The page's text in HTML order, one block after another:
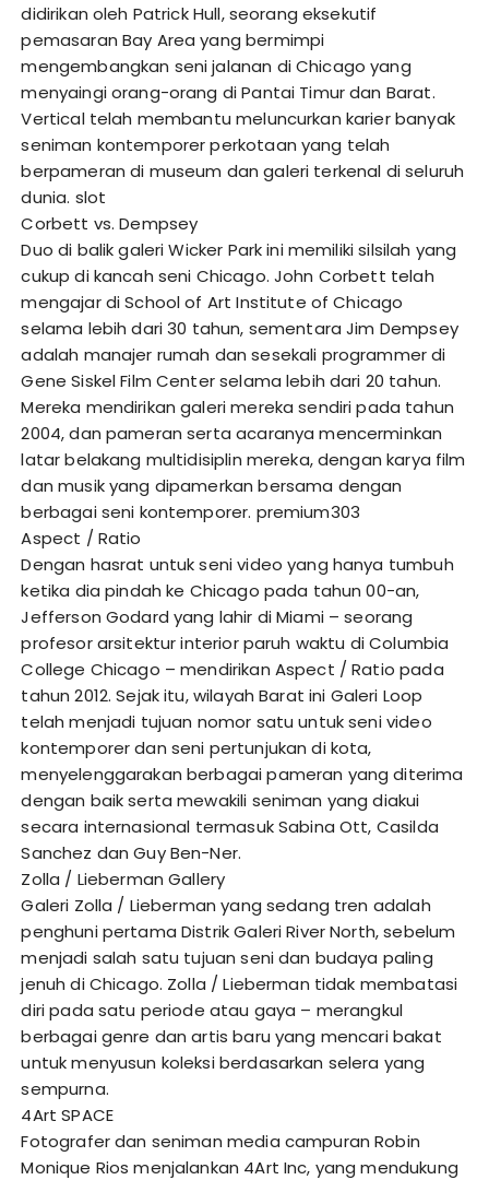
didirikan oleh Patrick Hull, seorang eksekutif
pemasaran Bay Area yang bermimpi
mengembangkan seni jalanan di Chicago yang
menyaingi orang-orang di Pantai Timur dan Barat.
Vertical telah membantu meluncurkan karier banyak
seniman kontemporer perkotaan yang telah
berpameran di museum dan galeri terkenal di seluruh
dunia. slot
Corbett vs. Dempsey
Duo di balik galeri Wicker Park ini memiliki silsilah yang
cukup di kancah seni Chicago. John Corbett telah
mengajar di School of Art Institute of Chicago
selama lebih dari 30 tahun, sementara Jim Dempsey
adalah manajer rumah dan sesekali programmer di
Gene Siskel Film Center selama lebih dari 20 tahun.
Mereka mendirikan galeri mereka sendiri pada tahun
2004, dan pameran serta acaranya mencerminkan
latar belakang multidisiplin mereka, dengan karya film
dan musik yang dipamerkan bersama dengan
berbagai seni kontemporer. premium303
Aspect / Ratio
Dengan hasrat untuk seni video yang hanya tumbuh
ketika dia pindah ke Chicago pada tahun 00-an,
Jefferson Godard yang lahir di Miami – seorang
profesor arsitektur interior paruh waktu di Columbia
College Chicago – mendirikan Aspect / Ratio pada
tahun 2012. Sejak itu, wilayah Barat ini Galeri Loop
telah menjadi tujuan nomor satu untuk seni video
kontemporer dan seni pertunjukan di kota,
menyelenggarakan berbagai pameran yang diterima
dengan baik serta mewakili seniman yang diakui
secara internasional termasuk Sabina Ott, Casilda
Sanchez dan Guy Ben-Ner.
Zolla / Lieberman Gallery
Galeri Zolla / Lieberman yang sedang tren adalah
penghuni pertama Distrik Galeri River North, sebelum
menjadi salah satu tujuan seni dan budaya paling
jenuh di Chicago. Zolla / Lieberman tidak membatasi
diri pada satu periode atau gaya – merangkul
berbagai genre dan artis baru yang mencari bakat
untuk menyusun koleksi berdasarkan selera yang
sempurna.
4Art SPACE
Fotografer dan seniman media campuran Robin
Monique Rios menjalankan 4Art Inc, yang mendukung